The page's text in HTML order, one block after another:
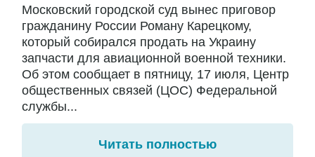
Московский городской суд вынес приговор
гражданину России Роману Карецкому,
который собирался продать на Украину
запчасти для авиационной военной техники.
Об этом сообщает в пятницу, 17 июля, Центр
общественных связей (ЦОС) Федеральной
службы...
Читать полностью